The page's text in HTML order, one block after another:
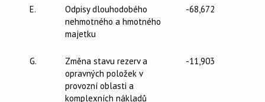
E.
Odpisy dlouhodobého
nehmotného a hmotného
majetku
-68,672
G.
Změna stavu rezerv a
opravných položek v
provozní oblasti a
komplexních nákladů
-11,903